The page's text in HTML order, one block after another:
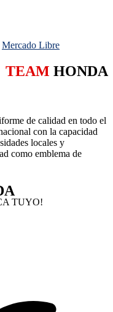
Mercado Libre
TEAM HONDA
de calidad en todo el
con la capacidad
locales y
como emblema de
TUYO!